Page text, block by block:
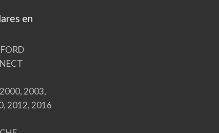
en
2003,
2012, 2016